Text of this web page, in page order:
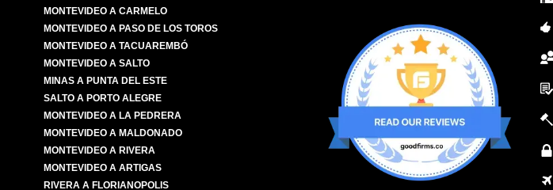
MONTEVIDEO A CARMELO
MONTEVIDEO A PASO DE LOS TOROS
MONTEVIDEO A TACUAREMBÓ
MONTEVIDEO A SALTO
MINAS A PUNTA DEL ESTE
SALTO A PORTO ALEGRE
MONTEVIDEO A LA PEDRERA
MONTEVIDEO A MALDONADO
MONTEVIDEO A RIVERA
MONTEVIDEO A ARTIGAS
RIVERA A FLORIANOPOLIS